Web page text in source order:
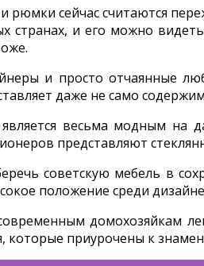
рюмки сейчас считаются
странах, и его можно
и просто отчаянные
даже не само
весьма модным на
представляют
советскую мебель в
положение среди
домохозяйкам
которые приурочены к